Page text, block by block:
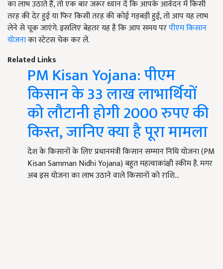
का लाभ उठाते हैं, तो एक बार जरूर ध्यान दें कि आपके आवेदन में किसी
तरह की देर हुई या फिर किसी तरह की कोई गड़बड़ी हुई, तो आप यह लाभ
लेने से चूक जाएंगे. इसलिए बेहतर यह है कि आप समय परपीएम किसान
योजनाका स्टेटस चेक कर लें.
Related Links
PM Kisan Yojana: पीएम
किसान के 33 लाख लाभार्थियों
को लौटानी होगी 2000 रुपए की
किस्त, जानिए क्या है पूरा मामला
देश के किसानों के लिए प्रधानमंत्री किसान सम्मान निधि योजना (PM
Kisan Samman Nidhi Yojana) बहुत महत्वाकांक्षी स्कीम है. मगर
अब इस योजना का लाभ उठाने वाले किसानों को राशि…